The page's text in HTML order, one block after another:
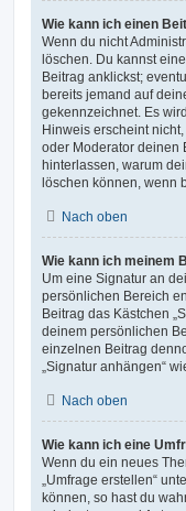
Wie kann ich einen
Wenn du nicht
löschen. Du kannst
Beitrag anklickst;
bereits jemand auf
gekennzeichnet. Es
Hinweis erscheint
oder Moderator deinen
hinterlassen, warum
löschen können, wenn
Nach oben
Wie kann ich meinem
Um eine Signatur an
persönlichen Bereich
Beitrag das Kästchen
deinem persönlichen
einzelnen Beitrag
„Signatur anhängen“
Nach oben
Wie kann ich eine
Wenn du ein neues
„Umfrage erstellen“
können, so hast du